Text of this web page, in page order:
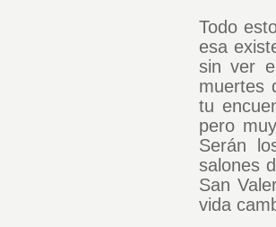
Todo
esa
sin ver
muertes
tu
pero
Serán
salones
San
vida